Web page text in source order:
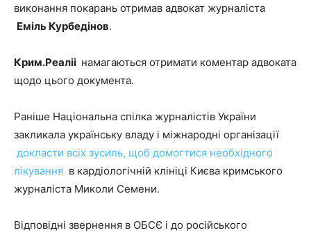
виконання покарань отримав адвокат журналіста
Еміль Курбедінов.
Крим.Реаліі намагаються отримати коментар адвоката
щодо цього документа.
Раніше Національна спілка журналістів України
закликала українську владу і міжнародні організації
докласти всіх зусиль, щоб домогтися необхідного
лікування в кардіологічній клініці Києва кримського
журналіста Миколи Семени.
Відповідні звернення в ОБСЄ і до російського